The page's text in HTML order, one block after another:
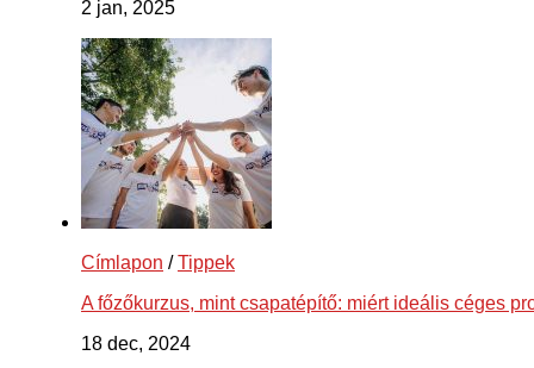
2 jan, 2025
Címlapon /Tippek
A főzőkurzus, mint csapatépítő: miért ideális céges
18 dec, 2024